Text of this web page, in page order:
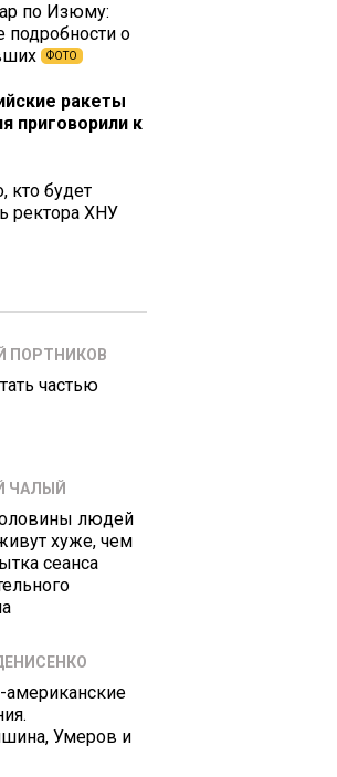
по Изюму:
подробности о
ФОТО
ракеты
приговорили к
кто будет
ректора ХНУ
ПОРТНИКОВ
частью
ЧАЛЫЙ
людей
хуже, чем
сеанса
американские
Умеров и